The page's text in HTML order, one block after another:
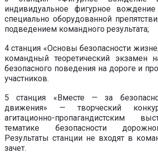
индивидуальное фигурное
специально оборудованной
подведением командного результата;
4 станция «Основы безопасности
командный теоретический экзамен
безопасного поведения на дороге и
участников.
5 станция «Вместе — за
движения» — творческий
агитационно-пропагандистским
тематике безопасности
Результаты станции не входят в
зачет.